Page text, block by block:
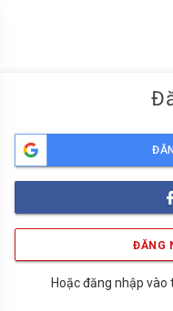
ĐĂNG
Hoặc đăng nhập vào